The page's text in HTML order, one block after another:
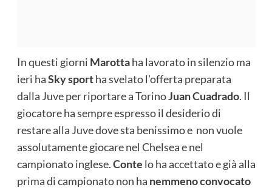
In questi giorni Marottaha lavorato in silenzio ma
ieri haSky sportha svelato l’offerta preparata
dalla Juve per riportare a TorinoJuan Cuadrado. Il
giocatore ha sempre espresso il desiderio di
restare alla Juve dove sta benissimo e non vuole
assolutamente giocare nel Chelsea e nel
campionato inglese.Conte lo ha accettato e già alla
prima di campionato non ha nemmeno convocato